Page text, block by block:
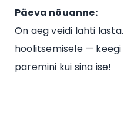
Päeva nõuanne:
On aeg veidi lahti
hoolitsemisele — keegi
paremini kui sina ise!